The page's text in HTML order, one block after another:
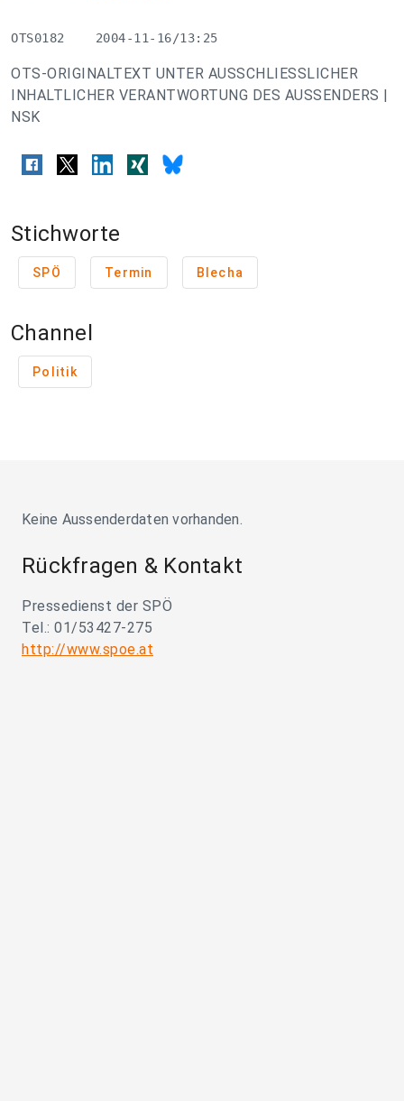
OTS0182    2004-11-16/13:25
OTS-ORIGINALTEXT UNTER AUSSCHLIESSLICHER
INHALTLICHER VERANTWORTUNG DES AUSSENDERS |
NSK
Stichworte
SPÖ Termin Blecha
Channel
Politik
Keine Aussenderdaten vorhanden.
Rückfragen & Kontakt
Pressedienst der SPÖ
Tel.: 01/53427-275
http://www.spoe.at